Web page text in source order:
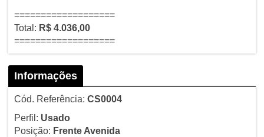
===================
Total: R$ 4.036,00
===================
Informações
Cód. Referência: CS0004
Perfil: Usado
Posição: Frente Avenida